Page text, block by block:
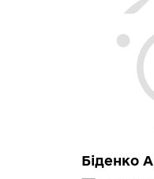
Скиба